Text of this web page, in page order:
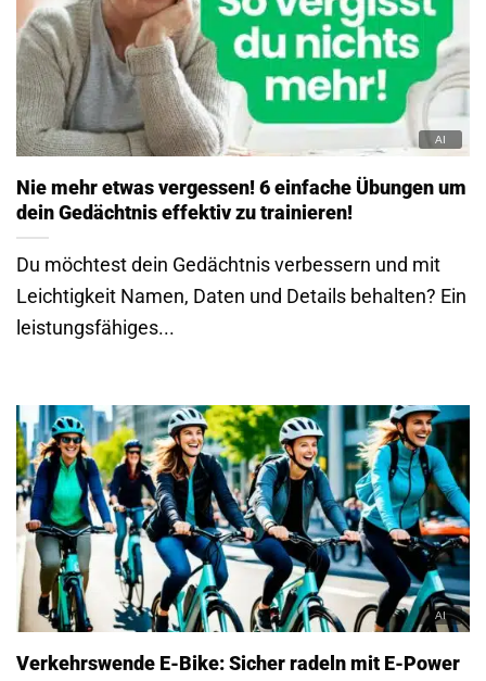
Nie mehr etwas vergessen! 6 einfache Übungen um
dein Gedächtnis effektiv zu trainieren!
Du möchtest dein Gedächtnis verbessern und mit
Leichtigkeit Namen, Daten und Details behalten? Ein
leistungsfähiges...
Verkehrswende E-Bike: Sicher radeln mit E-Power